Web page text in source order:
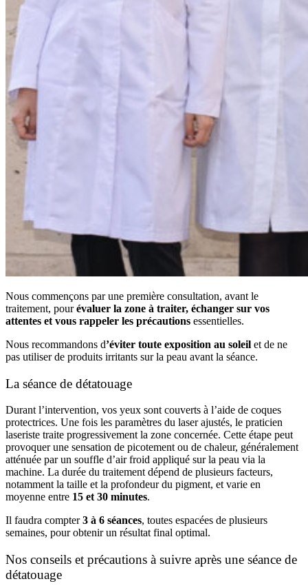
Nous commençons par une première consultation, avant le
traitement, pourévaluer la zone à traiter, échanger sur vos
attentes et vous rappeler les précautions essentielles.
Nous recommandons d’éviter toute exposition au soleil et de ne
pas utiliser de produits irritants sur la peau avant la séance.
La séance de détatouage
Durant l’intervention, vos yeux sont couverts à l’aide de coques
protectrices. Une fois les paramètres du laser ajustés, le praticien
laseriste traite progressivement la zone concernée. Cette étape peut
provoquer une sensation de picotement ou de chaleur, généralement
atténuée par un souffle d’air froid appliqué sur la peau via la
machine. La durée du traitement dépend de plusieurs facteurs,
notamment la taille et la profondeur du pigment, et varie en
moyenne entre 15 et 30 minutes.
Il faudra compter3 à 6 séances, toutes espacées de plusieurs
semaines, pour obtenir un résultat final optimal.
Nos conseils et précautions à suivre après une séance de
détatouage